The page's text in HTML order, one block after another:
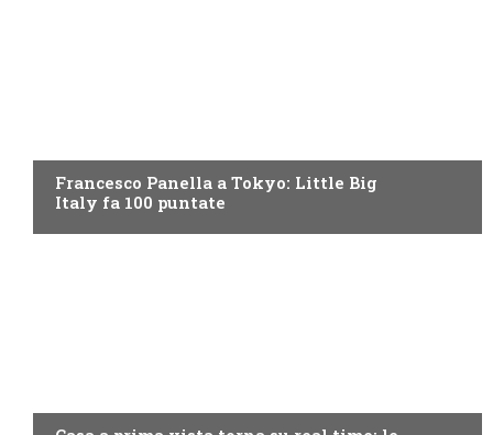
Francesco Panella a Tokyo: Little Big
Italy fa 100 puntate